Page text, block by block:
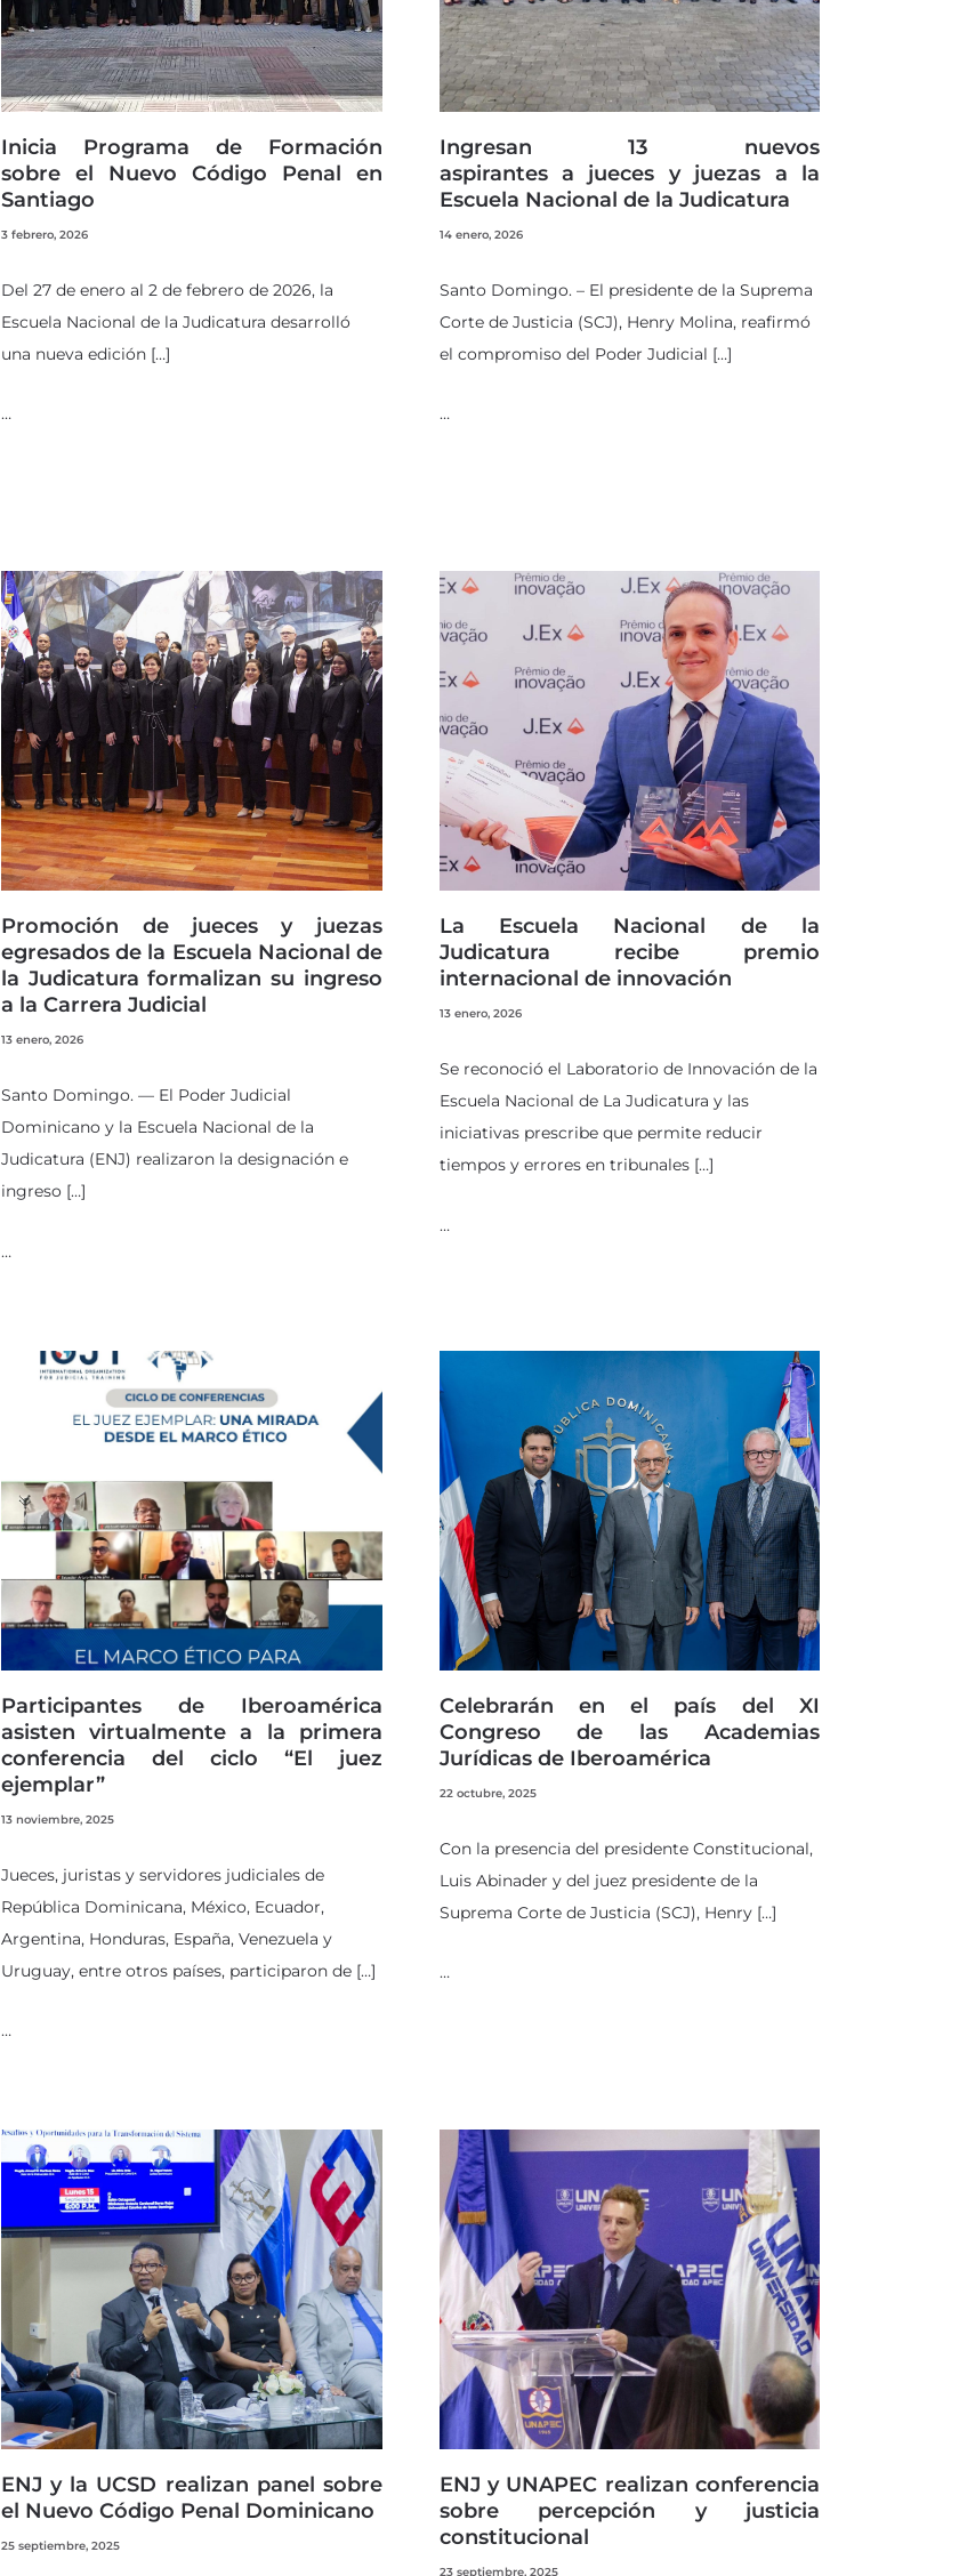
Inicia Programa de Formación
sobre el Nuevo Código Penal en
Santiago
3 febrero, 2026
Del 27 de enero al 2 de febrero de 2026, la
Escuela Nacional de la Judicatura desarrolló
una nueva edición […]
…
Ingresan 13 nuevos
aspirantes a jueces y juezas a la
Escuela Nacional de la Judicatura
14 enero, 2026
Santo Domingo. – El presidente de la Suprema
Corte de Justicia (SCJ), Henry Molina, reafirmó
el compromiso del Poder Judicial […]
…
Promoción de jueces y juezas
egresados de la Escuela Nacional de
la Judicatura formalizan su ingreso
a la Carrera Judicial
13 enero, 2026
Santo Domingo. — El Poder Judicial
Dominicano y la Escuela Nacional de la
Judicatura (ENJ) realizaron la designación e
ingreso […]
…
La Escuela Nacional de la
Judicatura recibe premio
internacional de innovación
13 enero, 2026
Se reconoció el Laboratorio de Innovación de la
Escuela Nacional de La Judicatura y las
iniciativas prescribe que permite reducir
tiempos y errores en tribunales […]
…
Participantes de Iberoamérica
asisten virtualmente a la primera
conferencia del ciclo “El juez
ejemplar”
13 noviembre, 2025
Jueces, juristas y servidores judiciales de
República Dominicana, México, Ecuador,
Argentina, Honduras, España, Venezuela y
Uruguay, entre otros países, participaron de […]
…
Celebrarán en el país del XI
Congreso de las Academias
Jurídicas de Iberoamérica
22 octubre, 2025
Con la presencia del presidente Constitucional,
Luis Abinader y del juez presidente de la
Suprema Corte de Justicia (SCJ), Henry […]
…
ENJ y la UCSD realizan panel sobre
el Nuevo Código Penal Dominicano
25 septiembre, 2025
ENJ y UNAPEC realizan conferencia
sobre percepción y justicia
constitucional
23 septiembre, 2025